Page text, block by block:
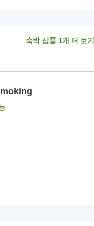
숙박 상품 1개 더 보기